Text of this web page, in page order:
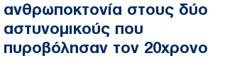
ανθρωποκτονία στους δύο
αστυνομικούς που
πυροβόλησαν τον 20χρονο